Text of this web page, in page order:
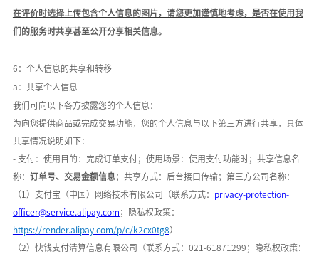
在评价时选择上传包含个人信息的图片，请您更加谨慎地考虑，是否在使用我
们的服务时共享甚至公开分享相关信息。
6：个人信息的共享和转移
a：共享个人信息
我们可向以下各方披露您的个人信息：
为向您提供商品或完成交易功能，您的个人信息与以下第三方进行共享，具体
共享情况说明如下：
- 支付：使用目的：完成订单支付；使用场景： 使用支付功能时；共享信息名
称： 订单号、交易金额信息 ；共享方式：后台接口传输；第三方公司名称：
（1）支付宝（中国）网络技术有限公司（联系方式： privacy-protection-
officer@service.alipay.com ；隐私权政策：
https://render.alipay.com/p/c/k2cx0tg8）
（2）快钱支付清算信息有限公司（联系方式：021-61871299；隐私权政策：